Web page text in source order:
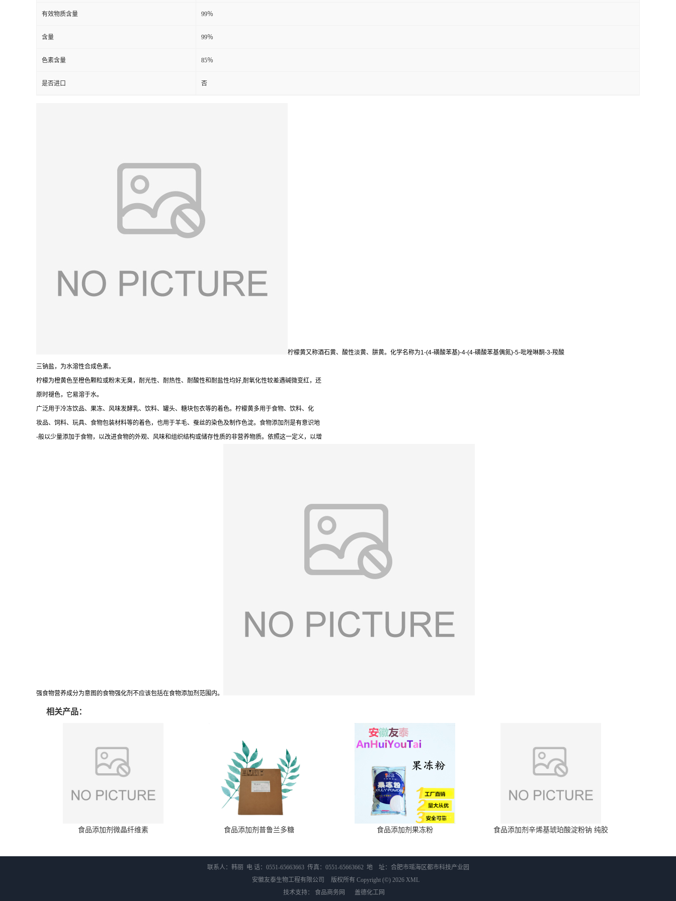
有效物质含量 99％
含量 99％
色素含量 85％
是否进口 否
柠檬黄又称酒石黄、酸性淡黄、肼黄。化学名称为1-(4-磺酸苯基)-4-(4-磺酸苯基偶氮)-5-吡唑啉酮-3-羧酸
三钠盐，为水溶性合成色素。
柠檬为橙黄色至橙色颗粒或粉末无臭，耐光性、耐热性、耐酸性和耐盐性均好,耐氧化性较差遇碱微变红，还
原时褪色，它易溶于水。
广泛用于冷冻饮品、果冻、风味发酵乳、饮料、罐头、糖块包衣等的着色。柠檬黄多用于食物、饮料、化
妆品、饲料、玩具、食物包装材料等的着色，也用于羊毛、蚕丝的染色及制作色淀。食物添加剂是有意识地
-般以少量添加于食物，以改进食物的外观、风味和组织结构或储存性质的非营养物质。依照这一定义，以增
强食物营养成分为意图的食物强化剂不应该包括在食物添加剂范围内。
相关产品：
食品添加剂微晶纤维素 食品添加剂普鲁兰多糖 食品添加剂果冻粉 食品添加剂辛烯基琥珀酸淀粉钠 纯胶
联系人：韩丽 电 话：0551-65663663 传真：0551-65663662 地 址：合肥市瑶海区都市科技产业园
安徽友泰生物工程有限公司
版权所有 Copyright (©) 2026 XML
技术支持： 食品商务网 盖德化工网